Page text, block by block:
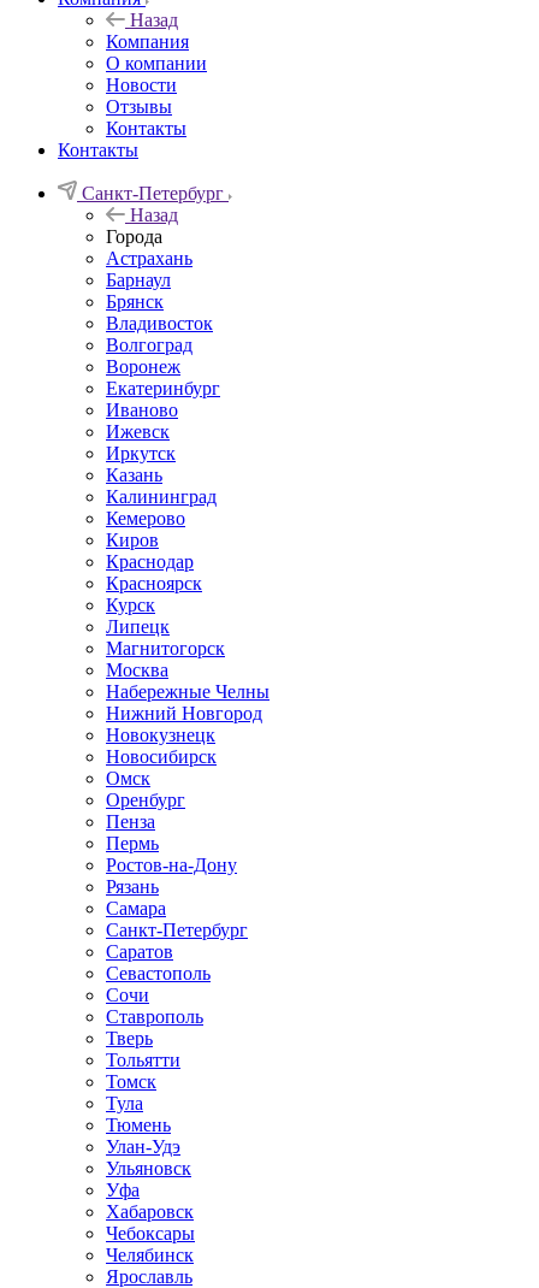
Назад
Компания
О компании
Новости
Отзывы
Контакты
Контакты
Санкт-Петербург
Назад
Города
Астрахань
Барнаул
Брянск
Владивосток
Волгоград
Воронеж
Екатеринбург
Иваново
Ижевск
Иркутск
Казань
Калининград
Кемерово
Киров
Краснодар
Красноярск
Курск
Липецк
Магнитогорск
Москва
Набережные Челны
Нижний Новгород
Новокузнецк
Новосибирск
Омск
Оренбург
Пенза
Пермь
Ростов-на-Дону
Рязань
Самара
Санкт-Петербург
Саратов
Севастополь
Сочи
Ставрополь
Тверь
Тольятти
Томск
Тула
Тюмень
Улан-Удэ
Ульяновск
Уфа
Хабаровск
Чебоксары
Челябинск
Ярославль